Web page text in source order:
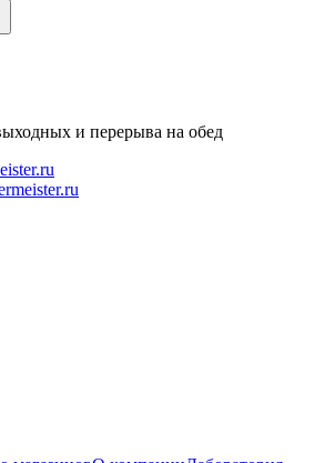
и перерыва на обед